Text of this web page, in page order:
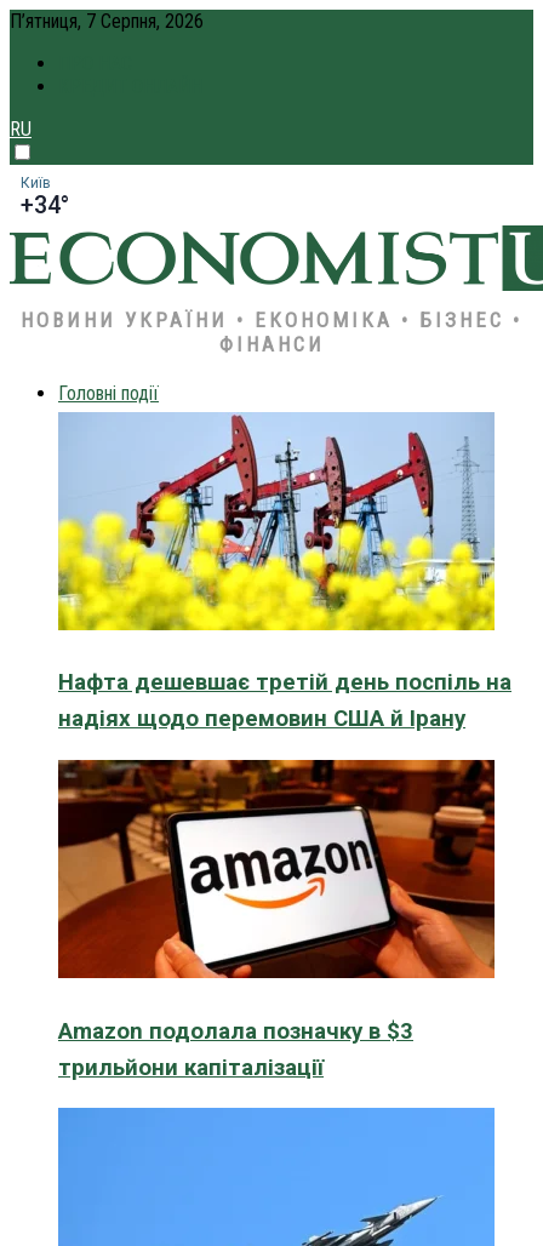
П’ятниця, 7 Серпня, 2026
RU
Київ
+34°
НОВИНИ УКРАЇНИ • ЕКОНОМІКА • БІЗНЕС •
ФІНАНСИ
Головні події
Нафта дешевшає третій день поспіль на
надіях щодо перемовин США й Ірану
Amazon подолала позначку в $3
трильйони капіталізації